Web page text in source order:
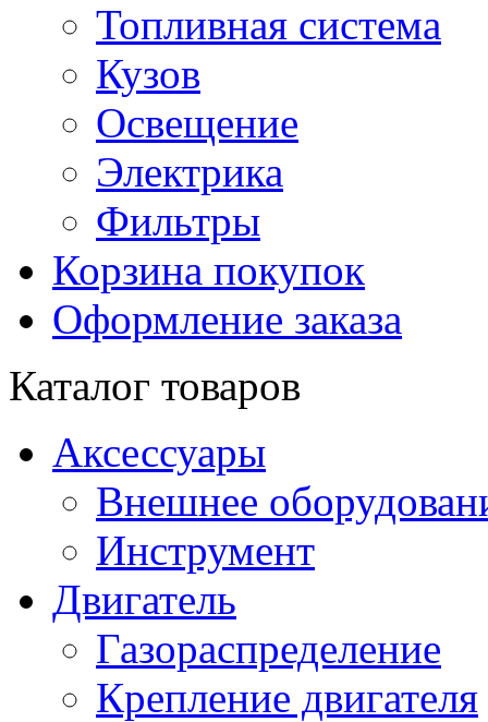
Топливная система
Кузов
Освещение
Электрика
Фильтры
Корзина покупок
Оформление заказа
Каталог товаров
Аксессуары
Внешнее
Инструмент
Двигатель
Газораспределение
Крепление двигателя